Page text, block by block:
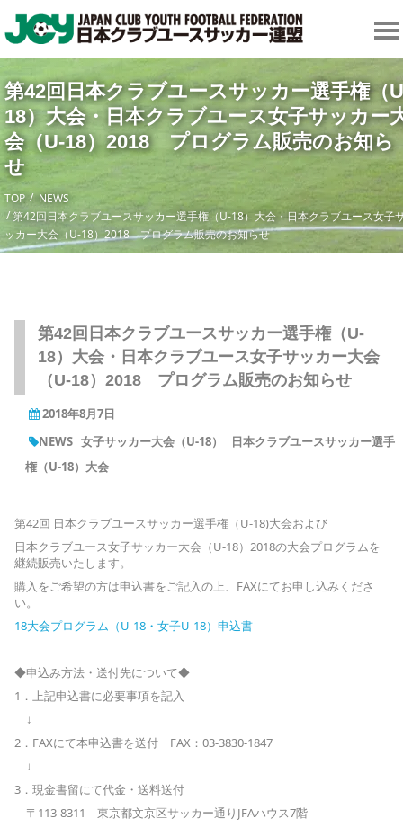
第42回日本クラブユースサッカー選手権（
18）大会・日本クラブユース女子サッカー
会（U-18）2018 プログラム販売のお知ら
せ
TOP
NEWS
第42回日本クラブユースサッカー選手権（U-18）大会・日本クラブユース女子
ッカー大会（U-18）2018 プログラム販売のお知らせ
第42回日本クラブユースサッカー選手権（U-
18）大会・日本クラブユース女子サッカー大会
（U-18）2018 プログラム販売のお知らせ
2018年8月7日
NEWS 女子サッカー大会（U-18）
日本クラブユースサッカー選手
権（U-18）大会
第42回 日本クラブユースサッカー選手権（U-18)大会および
日本クラブユース女子サッカー大会（U-18）2018の大会プログラムを
継続販売いたします。
購入をご希望の方は申込書をご記入の上、FAXにてお申し込みくださ
い。
18大会プログラム（U-18・女子U-18）申込書
◆申込み方法・送付先について◆
1．上記申込書に必要事項を記入
↓
2．FAXにて本申込書を送付 FAX：03-3830-1847
↓
3．現金書留にて代金・送料送付
〒113-8311 東京都文京区サッカー通りJFAハウス7階